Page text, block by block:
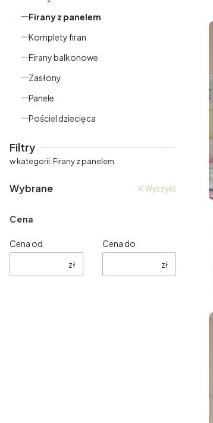
Firany z panelem
Komplety firan
Firany balkonowe
Zasłony
Panele
Pościel dziecięca
Filtry
w kategorii: Firany z panelem
Wybrane Wyczyść
Cena
Cena od
zł
Cena do
zł